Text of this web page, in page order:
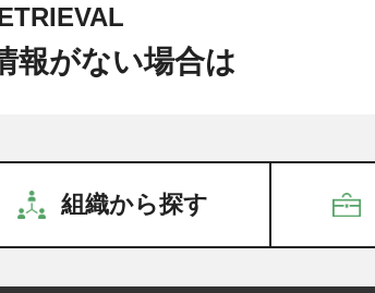
報がない場合は
組織から探す